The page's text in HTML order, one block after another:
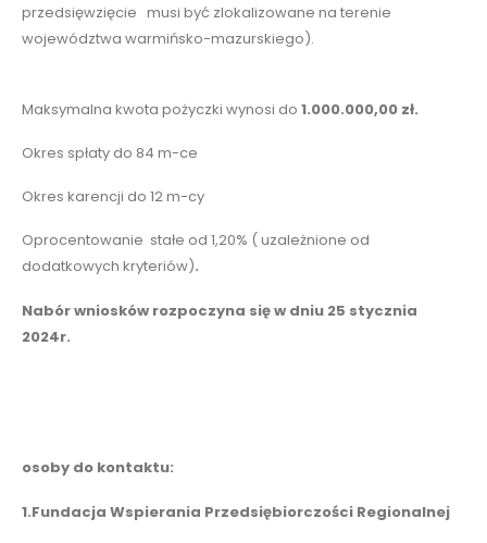
przedsięwzięcie musi być zlokalizowane na terenie
województwa warmińsko-mazurskiego).
Maksymalna kwota pożyczki wynosi do 1.000.000,00 zł.
Okres spłaty do 84 m-ce
Okres karencji do 12 m-cy
Oprocentowanie stałe od 1,20% ( uzależnione od
dodatkowych kryteriów).
Nabór wniosków rozpoczyna się w dniu 25 stycznia
2024r.
osoby do kontaktu:
1.Fundacja Wspierania Przedsiębiorczości Regionalnej